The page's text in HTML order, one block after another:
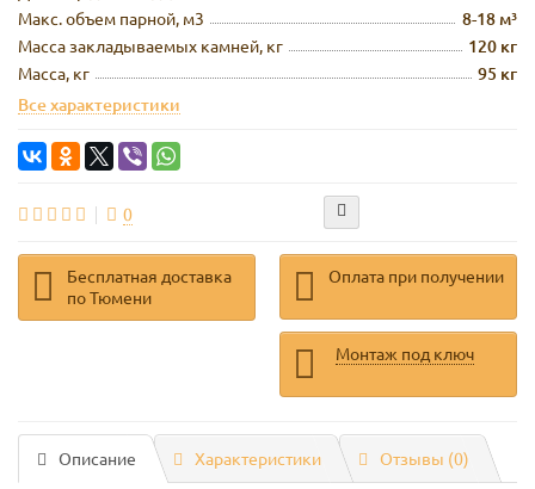
Макс. объем парной, м3 8-18 м³
Масса закладываемых камней, кг 120 кг
Масса, кг
95 кг
Все характеристики
0
Бесплатная доставка
по Тюмени
Оплата при получении
Монтаж под ключ
Описание Характеристики Отзывы (0)